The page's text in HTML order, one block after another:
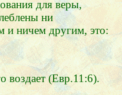
для веры,
ни
и ничем другим, это:
(Евр.11:6).